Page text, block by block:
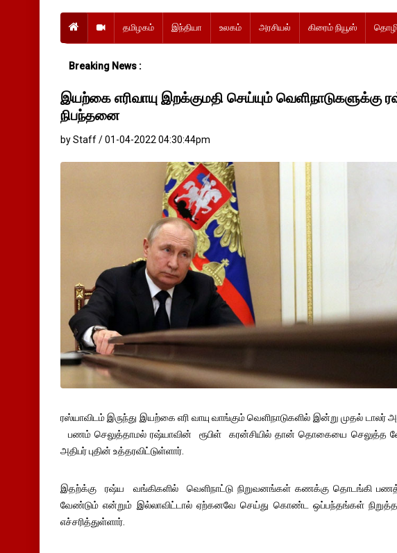
தமிழகம் இந்தியா உலகம் அரசியல் கிரைம் நியூஸ்
Breaking News :
இயற்கை எரிவாயு இறக்குமதி செய்யும் வெளிநாடுகளுக்கு
நிபந்தனை
by Staff / 01-04-2022 04:30:44pm
ரஸ்யாவிடம் இருந்து இயற்கை எரி வாயு வாங்கும் வெளிநாடுகளில் இன்று முதல் டாலர்
பணம் செலுத்தாமல் ரஷ்யாவின் ரூபிள் கரன்சியில் தான் தொகையை செலுத்த
அதிபர் புதின் உத்தரவிட்டுள்ளார்.
இதற்க்கு ரஷ்ய வங்கிகளில் வெளிநாட்டு நிறுவனங்கள் கணக்கு தொடங்கி
வேண்டும் என்றும் இல்லாவிட்டால் ஏற்கனவே செய்து கொண்ட ஒப்பந்தங்கள்
எச்சரித்துள்ளார்.